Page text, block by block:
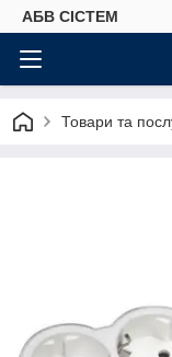
АБВ СІСТЕМ
Товари та